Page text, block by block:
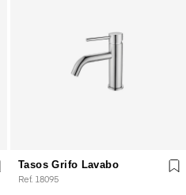
Tasos Grifo Lavabo
Ref. 18095